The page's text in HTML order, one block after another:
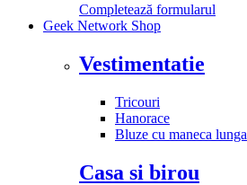
Completează formularul
Geek Network Shop
Vestimentatie
Tricouri
Hanorace
Bluze cu maneca lunga
Casa si birou